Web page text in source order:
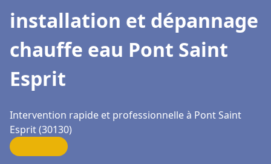
installation et dépannage
chauffe eau Pont Saint
Esprit
Intervention rapide et professionnelle à Pont Saint
Esprit (30130)